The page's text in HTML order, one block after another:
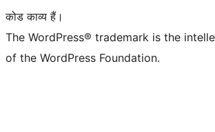
कोड काव्य हैं।
The WordPress® trademark is the
of the WordPress Foundation.